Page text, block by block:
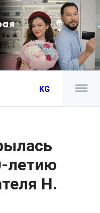
KG
летию
Н.